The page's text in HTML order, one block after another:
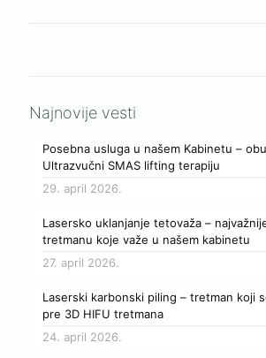
Najnovije vesti
Posebna usluga u našem Kabinetu –
Ultrazvučni SMAS lifting terapiju
29. april 2026.
Lasersko uklanjanje tetovaža –
tretmanu koje važe u našem kabinetu
27. april 2026.
Laserski karbonski piling – tretman koji
pre 3D HIFU tretmana
24. april 2026.